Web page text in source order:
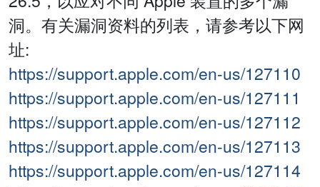
洞。有关漏洞资料的列表，请参考以下网
址:
https://support.apple.com/en-us/127110
https://support.apple.com/en-us/127111
https://support.apple.com/en-us/127112
https://support.apple.com/en-us/127113
https://support.apple.com/en-us/127114